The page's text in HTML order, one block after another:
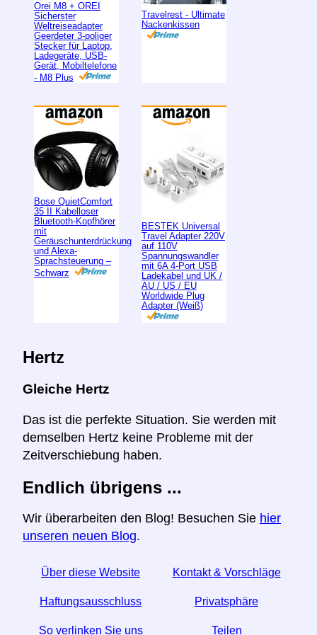
Orei M8 + OREI
Sicherster
Weltreiseadapter
Geerdeter 3-poliger
Stecker für Laptop,
Ladegeräte, USB-
Gerät, Mobiltelefone
- M8 Plus
Travelrest - Ultimate
Nackenkissen
Bose QuietComfort
35 II Kabelloser
Bluetooth-Kopfhörer
mit
Geräuschunterdrückung
und Alexa-
Sprachsteuerung –
Schwarz
BESTEK Universal
Travel Adapter 220V
auf 110V
Spannungswandler
mit 6A 4-Port USB
Ladekabel und UK /
AU / US / EU
Worldwide Plug
Adapter (Weiß)
Hertz
Gleiche Hertz
Das ist die perfekte Situation. Sie werden mit
demselben Hertz keine Probleme mit der
Zeitverschiebung haben.
Endlich übrigens ...
Wir überarbeiten den Blog! Besuchen Sie hier
unseren neuen Blog.
Über diese Website Kontakt & Vorschläge
Haftungsausschluss Privatsphäre
So verlinken Sie uns Teilen